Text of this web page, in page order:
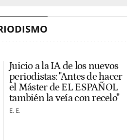
Juicio a la IA de los nuevos
periodistas: "Antes de hacer
el Máster de EL ESPAÑOL
también la veía con recelo"
E. E.